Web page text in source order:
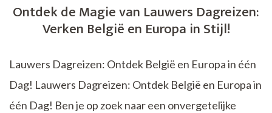
Avontuur
op
Wielen
Ontdek de Magie van Lauwers Dagreizen:
Verken België en Europa in Stijl!
Lauwers Dagreizen: Ontdek België en Europa in één
Dag! Lauwers Dagreizen: Ontdek België en Europa in
één Dag! Ben je op zoek naar een onvergetelijke